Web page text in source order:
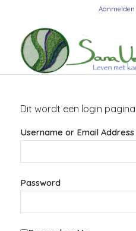
Aanmelden
Dit wordt een login pagina
Username or Email Address
Password